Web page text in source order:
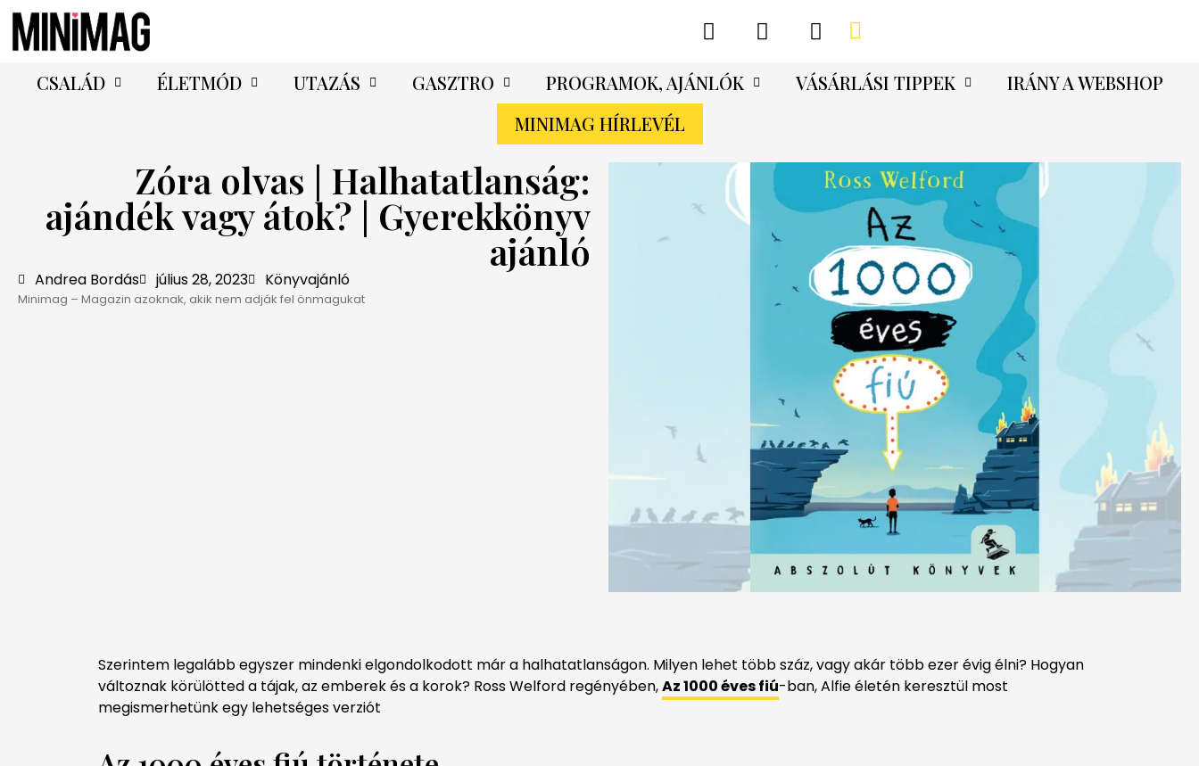
CSALÁD ÉLETMÓD UTAZÁS GASZTRO PROGRAMOK, AJÁNLÓK VÁSÁRLÁSI TIPPEK
IRÁNY A WEBSHOP
MINIMAG HÍRLEVÉL
Zóra olvas | Halhatatlanság:
ajándék vagy átok? | Gyerekkönyv
ajánló
Andrea Bordás július 28, 2023 Könyvajánló
Minimag – Magazin azoknak, akik nem adják fel önmagukat
Szerintem legalább egyszer mindenki elgondolkodott már a halhatatlanságon. Milyen lehet több száz, vagy akár több ezer évig élni? Hogyan
változnak körülötted a tájak, az emberek és a korok? Ross Welford regényében,Az 1000 éves fiú-ban,Alfie életén keresztül most
megismerhetünk egy lehetséges verziót